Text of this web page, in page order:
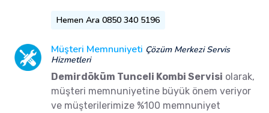
Hemen Ara 0850 340 5196
Müşteri Memnuniyeti Çözüm Merkezi Servis
Hizmetleri
Demirdöküm Tunceli Kombi Servisi olarak,
müşteri memnuniyetine büyük önem veriyor
ve müşterilerimize %100 memnuniyet